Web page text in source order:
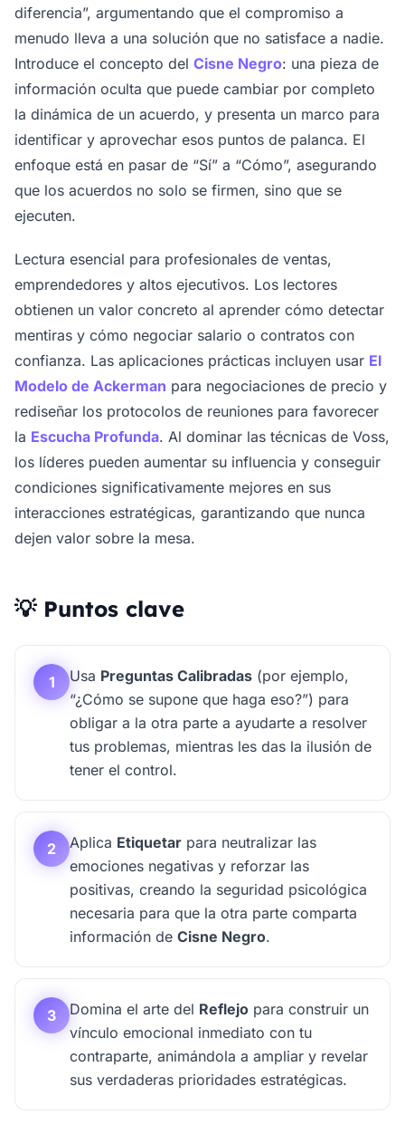
diferencia”, argumentando que el compromiso a
menudo lleva a una solución que no satisface a nadie.
Introduce el concepto del Cisne Negro: una pieza de
información oculta que puede cambiar por completo
la dinámica de un acuerdo, y presenta un marco para
identificar y aprovechar esos puntos de palanca. El
enfoque está en pasar de “Sí” a “Cómo”, asegurando
que los acuerdos no solo se firmen, sino que se
ejecuten.
Lectura esencial para profesionales de ventas,
emprendedores y altos ejecutivos. Los lectores
obtienen un valor concreto al aprender cómo detectar
mentiras y cómo negociar salario o contratos con
confianza. Las aplicaciones prácticas incluyen usar El
Modelo de Ackerman para negociaciones de precio y
rediseñar los protocolos de reuniones para favorecer
la Escucha Profunda. Al dominar las técnicas de Voss,
los líderes pueden aumentar su influencia y conseguir
condiciones significativamente mejores en sus
interacciones estratégicas, garantizando que nunca
dejen valor sobre la mesa.
💡 Puntos clave
1 Usa Preguntas Calibradas (por ejemplo,
“¿Cómo se supone que haga eso?”) para
obligar a la otra parte a ayudarte a resolver
tus problemas, mientras les das la ilusión de
tener el control.
2 Aplica Etiquetar para neutralizar las
emociones negativas y reforzar las
positivas, creando la seguridad psicológica
necesaria para que la otra parte comparta
información de Cisne Negro.
3 Domina el arte del Reflejo para construir un
vínculo emocional inmediato con tu
contraparte, animándola a ampliar y revelar
sus verdaderas prioridades estratégicas.